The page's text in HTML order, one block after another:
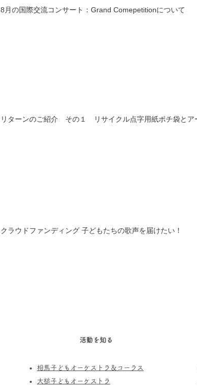
8月の国際交流コンサート：Grand Comepetitionについて
リターンのご紹介 その１ リサイクル点字用紙ポチ袋とア
クラウドファンディング 子どもたちの歌声を届けたい！
活動を知る
相馬子どもオーケストラ＆コーラス
​大槌子どもオーケストラ